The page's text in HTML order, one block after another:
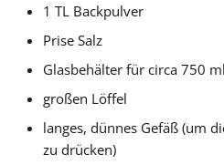
1 TL Backpulver
Prise Salz
Glasbehälter für circa 750 ml
großen Löffel
langes, dünnes Gefäß (um
zu drücken)